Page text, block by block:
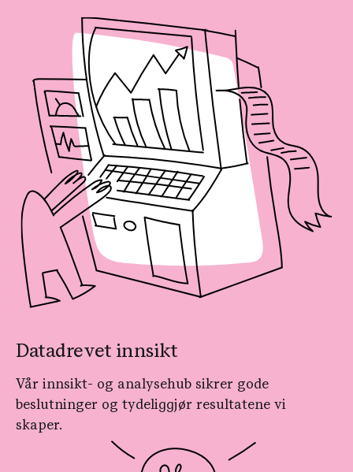
Datadrevet innsikt
Vår innsikt- og analysehub sikrer gode
beslutninger og tydeliggjør resultatene vi
skaper.